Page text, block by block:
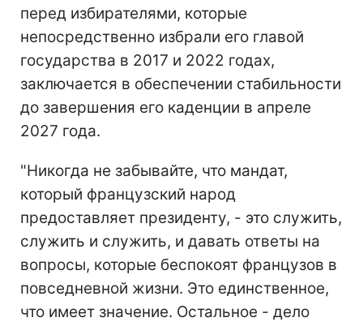
перед избирателями, которые
непосредственно избрали его главой
государства в 2017 и 2022 годах,
заключается в обеспечении стабильности
до завершения его каденции в апреле
2027 года.
"Никогда не забывайте, что мандат,
который французский народ
предоставляет президенту, - это служить,
служить и служить, и давать ответы на
вопросы, которые беспокоят французов в
повседневной жизни. Это единственное,
что имеет значение. Остальное - дело